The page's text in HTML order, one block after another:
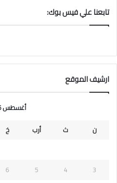
تابعنا علي فيس بوك:
ارشيف الموقع
أغسطس 2026
ن
ث أرب خ
3
4
5
6